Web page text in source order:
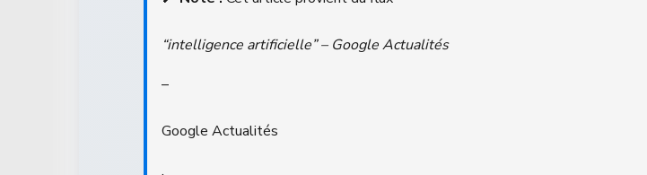
“intelligence artificielle” – Google Actualités
–
Google Actualités
.